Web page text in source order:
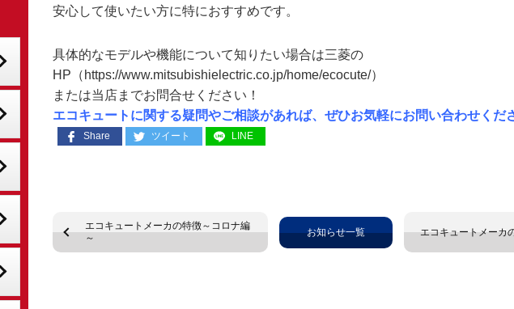
安心して使いたい方に特におすすめです。
具体的なモデルや機能について知りたい場合は三菱の
HP（https://www.mitsubishielectric.co.jp/home/ecocute/）
または当店までお問合せください！
エコキュートに関する疑問やご相談があれば、ぜひお気軽にお問い合わせく
Share ツイート LINE
エコキュートメーカの特徴～コロナ編
～
エコキュートメーカ
お知らせ一覧